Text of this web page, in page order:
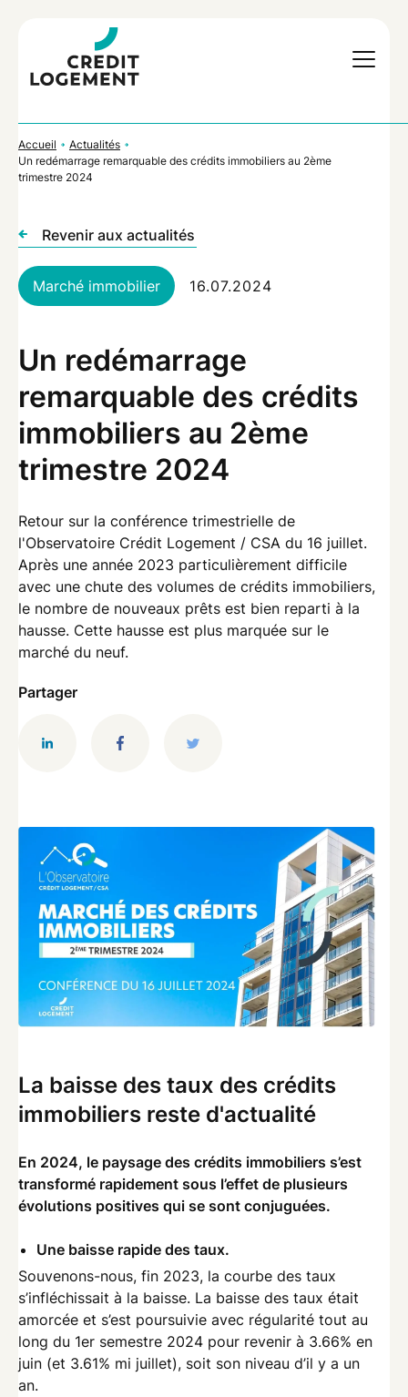
Accueil
Actualités
Un redémarrage remarquable des crédits immobiliers au 2ème
trimestre 2024
Revenir aux actualités
Marché immobilier 16.07.2024
Un redémarrage
remarquable des crédits
immobiliers au 2ème
trimestre 2024
Retour sur la conférence trimestrielle de
l'Observatoire Crédit Logement / CSA du 16 juillet.
Après une année 2023 particulièrement difficile
avec une chute des volumes de crédits immobiliers,
le nombre de nouveaux prêts est bien reparti à la
hausse. Cette hausse est plus marquée sur le
marché du neuf.
Partager
La baisse des taux des crédits
immobiliers reste d'actualité
En 2024, le paysage des crédits immobiliers s’est
transformé rapidement sous l’effet de plusieurs
évolutions positives qui se sont conjuguées.
Une baisse rapide des taux.
Souvenons-nous, fin 2023, la courbe des taux
s’infléchissait à la baisse. La baisse des taux était
amorcée et s’est poursuivie avec régularité tout au
long du 1er semestre 2024 pour revenir à 3.66% en
juin (et 3.61% mi juillet), soit son niveau d’il y a un
an.